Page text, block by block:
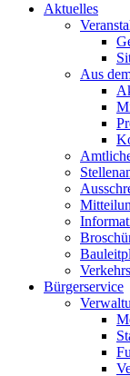
Aktuelles
Aus
Bürgerservice